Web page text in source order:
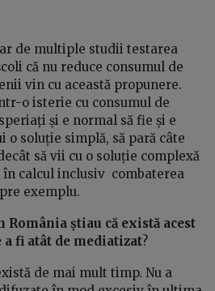
de multiple studii testarea
că nu reduce consumul de
vin cu această propunere.
o isterie cu consumul de
și e normal să fie și e
o soluție simplă, să pară câte
să vii cu o soluție complexă
în calcul inclusiv combaterea
exemplu.
știau că există acest
fi atât de mediatizat?
de mai mult timp. Nu a